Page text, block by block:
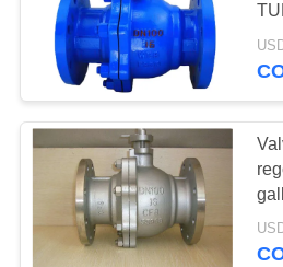
INFORMATIVA
SULLA
PRIVACY
Valvola a
dell'acciaio
inossidabile